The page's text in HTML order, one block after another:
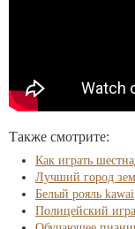
Также смотрите:
Как играть
Лучший город
Белый рояль kawai
Полицейский